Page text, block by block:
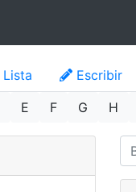
Lista Escribir
E F G H